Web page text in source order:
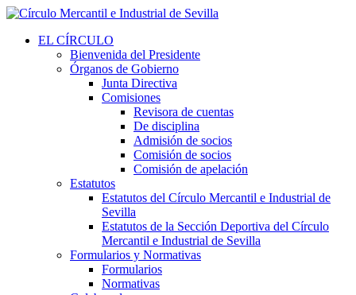
EL CÍRCULO
Bienvenida del Presidente
Órganos de Gobierno
Junta Directiva
Comisiones
Revisora de cuentas
De disciplina
Admisión de socios
Comisión de socios
Comisión de apelación
Estatutos
Estatutos del Círculo Mercantil e Industrial de
Sevilla
Estatutos de la Sección Deportiva del Círculo
Mercantil e Industrial de Sevilla
Formularios y Normativas
Formularios
Normativas